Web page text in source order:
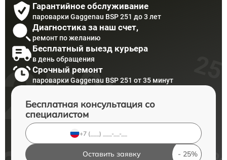
Гарантийное обслуживание
пароварки Gaggenau BSP 251 до 3 лет
Диагностика за наш счет,
ремонт по желанию
Бесплатный выезд курьера
в день обращения
Срочный ремонт
пароварки Gaggenau BSP 251 от 35 минут
Бесплатная консультация со
специалистом
Оставить заявку